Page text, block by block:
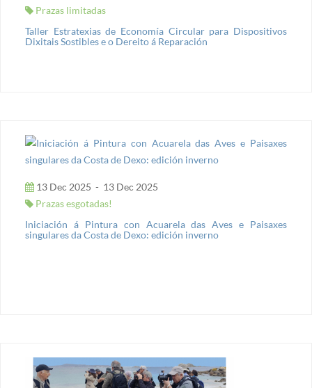
Prazas limitadas
Taller Estratexias de Economía Circular para Dispositivos
Dixitais Sostibles e o Dereito á Reparación
13 Dec 2025 - 13 Dec 2025
Prazas esgotadas!
Iniciación á Pintura con Acuarela das Aves e Paisaxes
singulares da Costa de Dexo: edición inverno